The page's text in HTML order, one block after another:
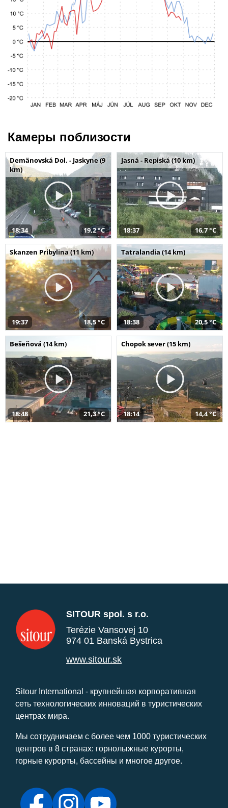
Камеры поблизости
Demänovská Dol. - Jaskyne (9
km)
18:34 19,2 °C
Jasná - Repiská (10 km)
18:37 16,7 °C
Skanzen Pribylina (11 km)
19:37 18,5 °C
Tatralandia (14 km)
18:38 20,5 °C
Bešeňová (14 km)
18:48 21,3 °C
Chopok sever (15 km)
18:14 14,4 °C
SITOUR spol. s r.o.
Terézie Vansovej 10
974 01 Banská Bystrica
www.sitour.sk
Sitour International - крупнейшая корпоративная
сеть технологических инноваций в туристических
центрах мира.
Мы сотрудничаем с более чем 1000 туристических
центров в 8 странах: горнолыжные курорты,
горные курорты, бассейны и многое другое.